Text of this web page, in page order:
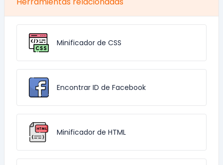
Minificador de CSS
Encontrar ID de Facebook
Minificador de HTML